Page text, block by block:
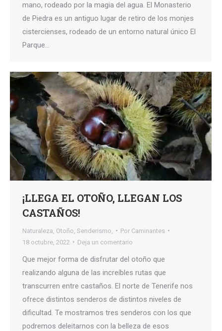
mano, rodeado por la magia del agua. El Monasterio
de Piedra es un antiguo lugar de retiro de los monjes
cistercienses, rodeado de un entorno natural único El
Parque…
¡LLEGA EL OTOÑO, LLEGAN LOS
CASTAÑOS!
Naturaleza Otoño Senderismo, Por Caminantes
18 octubre, 2022
Deja un comentario
Que mejor forma de disfrutar del otoño que
realizando alguna de las increíbles rutas que
transcurren entre castaños. El norte de Tenerife nos
ofrece distintos senderos de distintos niveles de
dificultad. Te mostramos tres senderos con los que
podremos deleitarnos con la belleza de esos